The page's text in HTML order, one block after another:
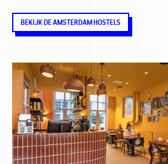
BEKIJK DE AMSTERDAM HOSTELS